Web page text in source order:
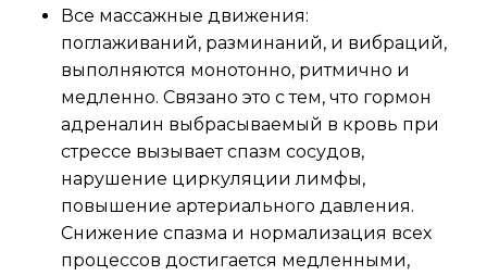
Все массажные движения:
поглаживаний, разминаний, и вибраций,
выполняются монотонно, ритмично и
медленно. Связано это с тем, что гормон
адреналин выбрасываемый в кровь при
стрессе вызывает спазм сосудов,
нарушение циркуляции лимфы,
повышение артериального давления.
Снижение спазма и нормализация всех
процессов достигается медленными,